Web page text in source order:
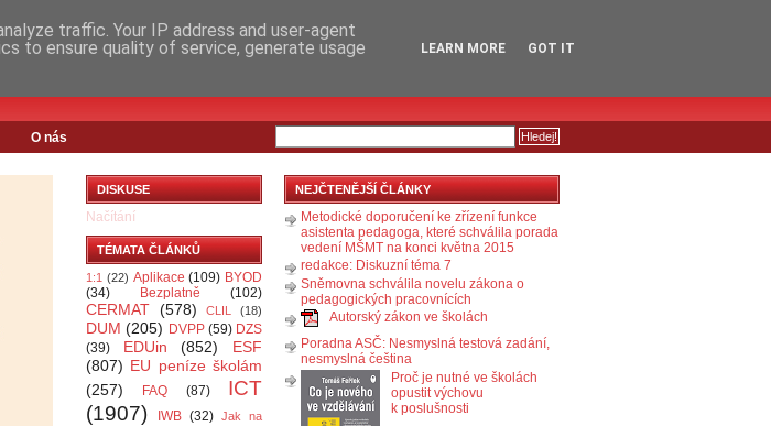
O nás
DISKUSE
Načítání
TÉMATA ČLÁNKŮ
1:1 (22) Aplikace (109) BYOD
(34)
Bezplatně (102)
CERMAT (578) CLIL (18)
DUM (205) DVPP (59) DZS
(39)
EDUin (852)
ESF
(807) EU peníze školám
(257)
FAQ (87)
ICT
(1907)
IWB (32) Jak na
NEJČTENĚJŠÍ ČLÁNKY
Metodické doporučení ke zřízení funkce
asistenta pedagoga, které schválila porada
vedení MŠMT na konci května 2015
redakce: Diskuzní téma 7
Sněmovna schválila novelu zákona o
pedagogických pracovnících
Autorský zákon ve školách
Poradna ASČ: Nesmyslná testová zadání,
nesmyslná čeština
Proč je nutné ve školách
opustit výchovu
k poslušnosti
traffic. Your IP address and user-agent
to ensure quality of service, generate usage
LEARN MORE GOT IT